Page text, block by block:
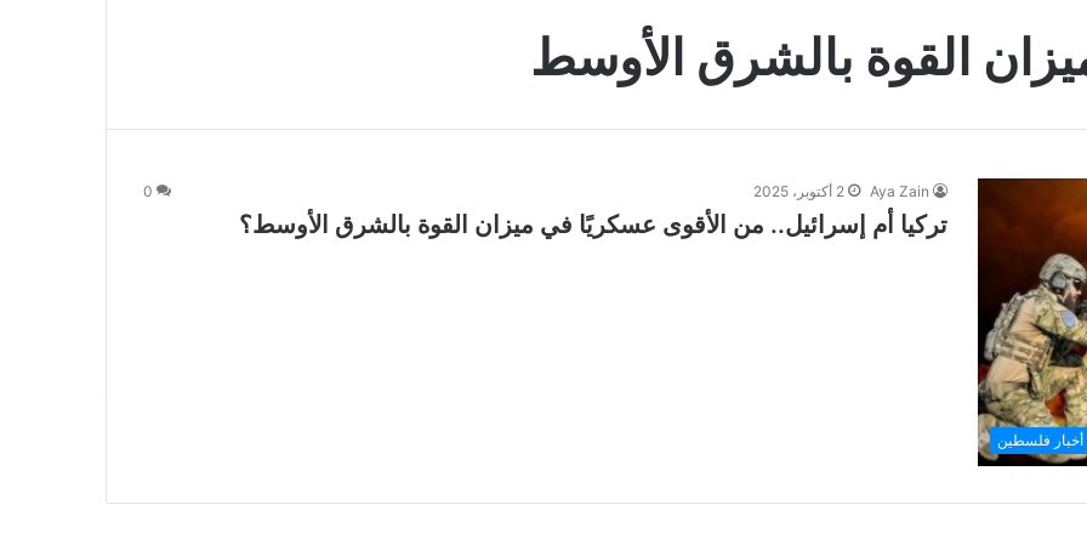
القوة بالشرق الأوسط
أخبار فلسطين
Aya Zain 2 أكتوبر، 2025 0
تركيا أم إسرائيل.. من الأقوى عسكريًا في ميزان القوة بالشرق الأوسط؟